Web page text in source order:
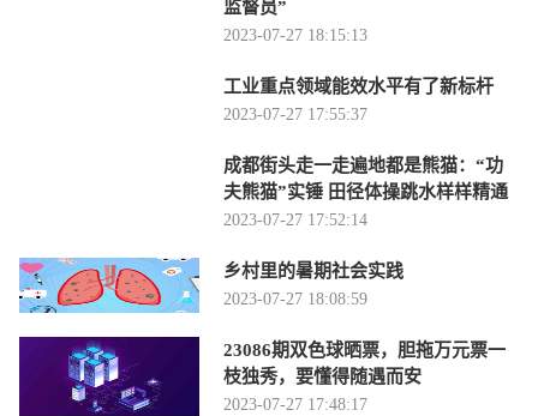
监督员”
2023-07-27 18:15:13
工业重点领域能效水平有了新标杆
2023-07-27 17:55:37
成都街头走一走遍地都是熊猫：“功
夫熊猫”实锤 田径体操跳水样样精通
2023-07-27 17:52:14
乡村里的暑期社会实践
2023-07-27 18:08:59
23086期双色球晒票，胆拖万元票一
枝独秀，要懂得随遇而安
2023-07-27 17:48:17